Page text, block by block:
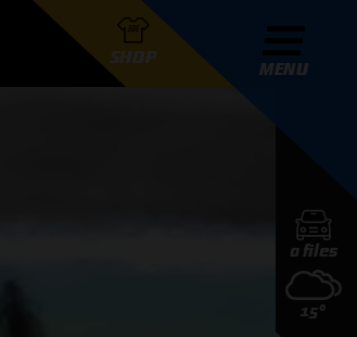
SHOP
MENU
0 files
15°